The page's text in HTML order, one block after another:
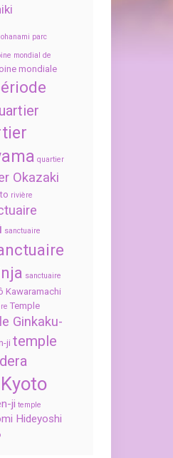
ohanami parc
mondial de
mondiale
quartier
Okazaki
rivière
sanctuaire
sanctuaire
Kawaramachi
Temple
Ginkaku-
ji temple
ji temple
Hideyoshi